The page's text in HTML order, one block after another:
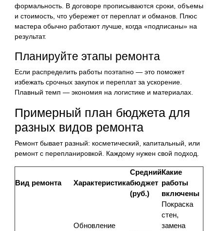
формальность. В договоре прописываются сроки, объемы
и стоимость, что убережет от переплат и обманов. Плюс
мастера обычно работают лучше, когда «подписаны» на
результат.
Планируйте этапы ремонта
Если распределить работы поэтапно — это поможет
избежать срочных закупок и переплат за ускорение.
Плавный темп — экономия на логистике и материалах.
Примерный план бюджета для
разных видов ремонта
Ремонт бывает разный: косметический, капитальный, или
ремонт с перепланировкой. Каждому нужен свой подход.
Вид ремонта Характеристика
Средний
бюджет
(руб.)
Какие
работы
включены
Обновление
Покраска
стен,
замена